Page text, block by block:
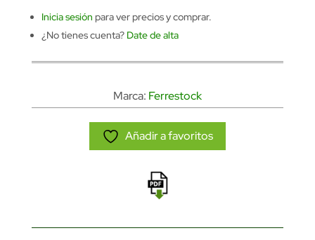
Inicia sesión para ver precios y comprar.
¿No tienes cuenta? Date de alta
Marca: Ferrestock
Añadir a favoritos